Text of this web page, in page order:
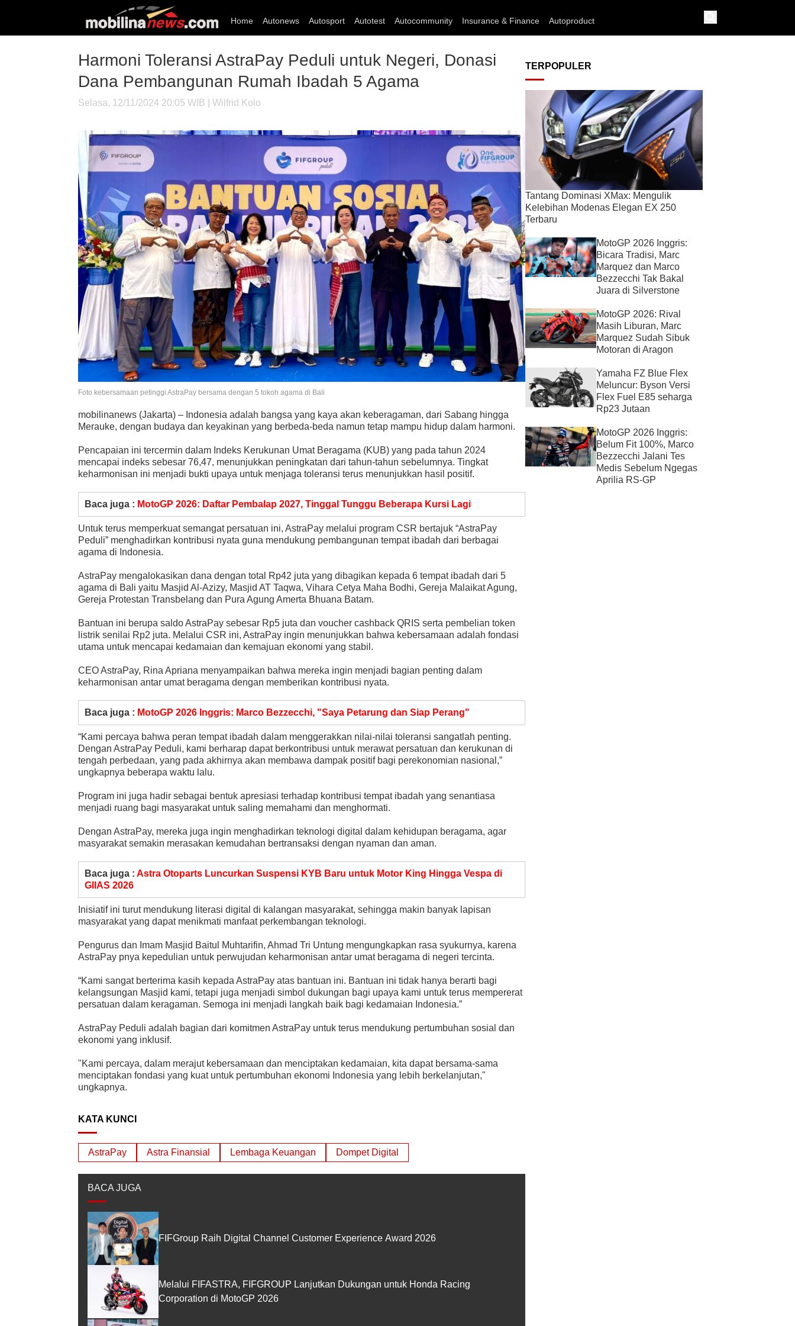
Home Autonews Autosport Autotest Autocommunity Insurance & Finance Autoproduct
Harmoni Toleransi AstraPay Peduli untuk Negeri, Donasi
Dana Pembangunan Rumah Ibadah 5 Agama
Selasa, 12/11/2024 20:05 WIB | Wilfrid Kolo
Foto kebersamaan petinggi AstraPay bersama dengan 5 tokoh agama di Bali
mobilinanews (Jakarta) – Indonesia adalah bangsa yang kaya akan keberagaman, dari Sabang hingga
Merauke, dengan budaya dan keyakinan yang berbeda-beda namun tetap mampu hidup dalam harmoni.
Pencapaian ini tercermin dalam Indeks Kerukunan Umat Beragama (KUB) yang pada tahun 2024
mencapai indeks sebesar 76,47, menunjukkan peningkatan dari tahun-tahun sebelumnya. Tingkat
keharmonisan ini menjadi bukti upaya untuk menjaga toleransi terus menunjukkan hasil positif.
Baca juga : MotoGP 2026: Daftar Pembalap 2027, Tinggal Tunggu Beberapa Kursi Lagi
Untuk terus memperkuat semangat persatuan ini, AstraPay melalui program CSR bertajuk “AstraPay
Peduli” menghadirkan kontribusi nyata guna mendukung pembangunan tempat ibadah dari berbagai
agama di Indonesia.
AstraPay mengalokasikan dana dengan total Rp42 juta yang dibagikan kepada 6 tempat ibadah dari 5
agama di Bali yaitu Masjid Al-Azizy, Masjid AT Taqwa, Vihara Cetya Maha Bodhi, Gereja Malaikat Agung,
Gereja Protestan Transbelang dan Pura Agung Amerta Bhuana Batam.
Bantuan ini berupa saldo AstraPay sebesar Rp5 juta dan voucher cashback QRIS serta pembelian token
listrik senilai Rp2 juta. Melalui CSR ini, AstraPay ingin menunjukkan bahwa kebersamaan adalah fondasi
utama untuk mencapai kedamaian dan kemajuan ekonomi yang stabil.
CEO AstraPay, Rina Apriana menyampaikan bahwa mereka ingin menjadi bagian penting dalam
keharmonisan antar umat beragama dengan memberikan kontribusi nyata.
Baca juga : MotoGP 2026 Inggris: Marco Bezzecchi, "Saya Petarung dan Siap Perang"
“Kami percaya bahwa peran tempat ibadah dalam menggerakkan nilai-nilai toleransi sangatlah penting.
Dengan AstraPay Peduli, kami berharap dapat berkontribusi untuk merawat persatuan dan kerukunan di
tengah perbedaan, yang pada akhirnya akan membawa dampak positif bagi perekonomian nasional,”
ungkapnya beberapa waktu lalu.
Program ini juga hadir sebagai bentuk apresiasi terhadap kontribusi tempat ibadah yang senantiasa
menjadi ruang bagi masyarakat untuk saling memahami dan menghormati.
Dengan AstraPay, mereka juga ingin menghadirkan teknologi digital dalam kehidupan beragama, agar
masyarakat semakin merasakan kemudahan bertransaksi dengan nyaman dan aman.
Baca juga : Astra Otoparts Luncurkan Suspensi KYB Baru untuk Motor King Hingga Vespa di
GIIAS 2026
Inisiatif ini turut mendukung literasi digital di kalangan masyarakat, sehingga makin banyak lapisan
masyarakat yang dapat menikmati manfaat perkembangan teknologi.
Pengurus dan Imam Masjid Baitul Muhtarifin, Ahmad Tri Untung mengungkapkan rasa syukurnya, karena
AstraPay pnya kepedulian untuk perwujudan keharmonisan antar umat beragama di negeri tercinta.
“Kami sangat berterima kasih kepada AstraPay atas bantuan ini. Bantuan ini tidak hanya berarti bagi
kelangsungan Masjid kami, tetapi juga menjadi simbol dukungan bagi upaya kami untuk terus mempererat
persatuan dalam keragaman. Semoga ini menjadi langkah baik bagi kedamaian Indonesia.”
AstraPay Peduli adalah bagian dari komitmen AstraPay untuk terus mendukung pertumbuhan sosial dan
ekonomi yang inklusif.
"Kami percaya, dalam merajut kebersamaan dan menciptakan kedamaian, kita dapat bersama-sama
menciptakan fondasi yang kuat untuk pertumbuhan ekonomi Indonesia yang lebih berkelanjutan,"
ungkapnya.
KATA KUNCI
AstraPay Astra Finansial Lembaga Keuangan Dompet Digital
BACA JUGA
FIFGroup Raih Digital Channel Customer Experience Award 2026
Melalui FIFASTRA, FIFGROUP Lanjutkan Dukungan untuk Honda Racing
Corporation di MotoGP 2026
TERPOPULER
Tantang Dominasi XMax: Mengulik
Kelebihan Modenas Elegan EX 250
Terbaru
MotoGP 2026 Inggris:
Bicara Tradisi, Marc
Marquez dan Marco
Bezzecchi Tak Bakal
Juara di Silverstone
MotoGP 2026: Rival
Masih Liburan, Marc
Marquez Sudah Sibuk
Motoran di Aragon
Yamaha FZ Blue Flex
Meluncur: Byson Versi
Flex Fuel E85 seharga
Rp23 Jutaan
MotoGP 2026 Inggris:
Belum Fit 100%, Marco
Bezzecchi Jalani Tes
Medis Sebelum Ngegas
Aprilia RS-GP